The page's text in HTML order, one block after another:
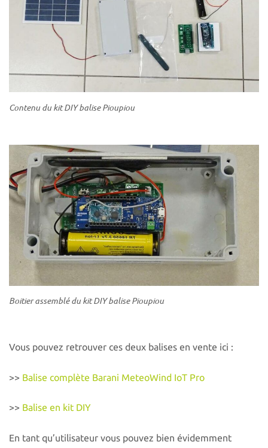
Contenu du kit DIY balise Pioupiou
Boitier assemblé du kit DIY balise Pioupiou
Vous pouvez retrouver ces deux balises en vente ici :
>> Balise complète Barani MeteoWind IoT Pro
>> Balise en kit DIY
En tant qu’utilisateur vous pouvez bien évidemment